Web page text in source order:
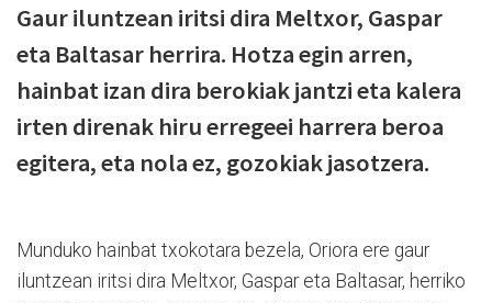
Gaur iluntzean iritsi dira Meltxor, Gaspar
eta Baltasar herrira. Hotza egin arren,
hainbat izan dira berokiak jantzi eta kalera
irten direnak hiru erregeei harrera beroa
egitera, eta nola ez, gozokiak jasotzera.
Munduko hainbat txokotara bezela, Oriora ere gaur
iluntzean iritsi dira Meltxor, Gaspar eta Baltasar, herriko